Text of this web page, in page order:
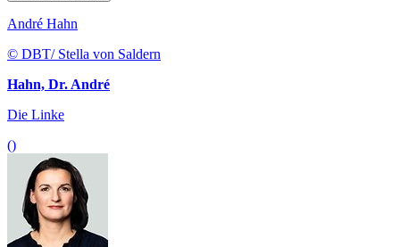
André Hahn
© DBT/ Stella von Saldern
Hahn, Dr. André
Die Linke
()